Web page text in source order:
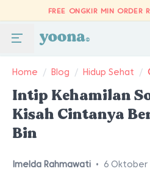
FREE ONGKIR MIN ORDER
Home / Blog / Hidup Sehat /
Intip Kehamilan
Kisah Cintanya
Bin
Imelda Rahmawati • 6 Oktober